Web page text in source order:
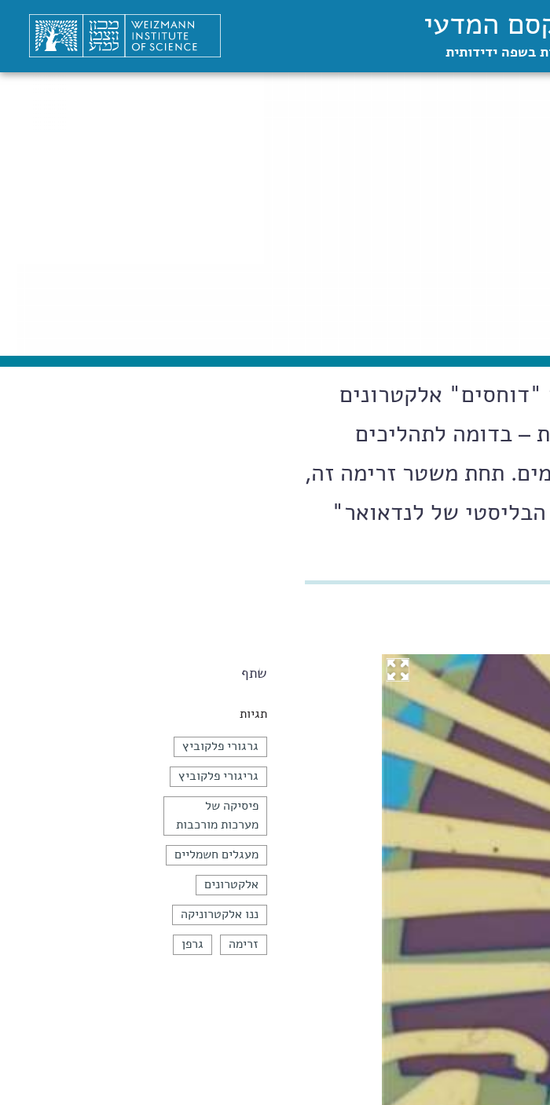
המדעי
בשפה ידידותית
"דוחסים" אלקטרונים
– בדומה לתהליכים
מים. תחת משטר זרימה זה,
של לנדאואר"
שתף
תגיות
גרגורי פלקוביץ
גריגורי פלקוביץ
פיסיקה של
מערכות מורכבות
מעגלים חשמליים
אלקטרונים
ננו אלקטרוניקה
זרימה גרפן